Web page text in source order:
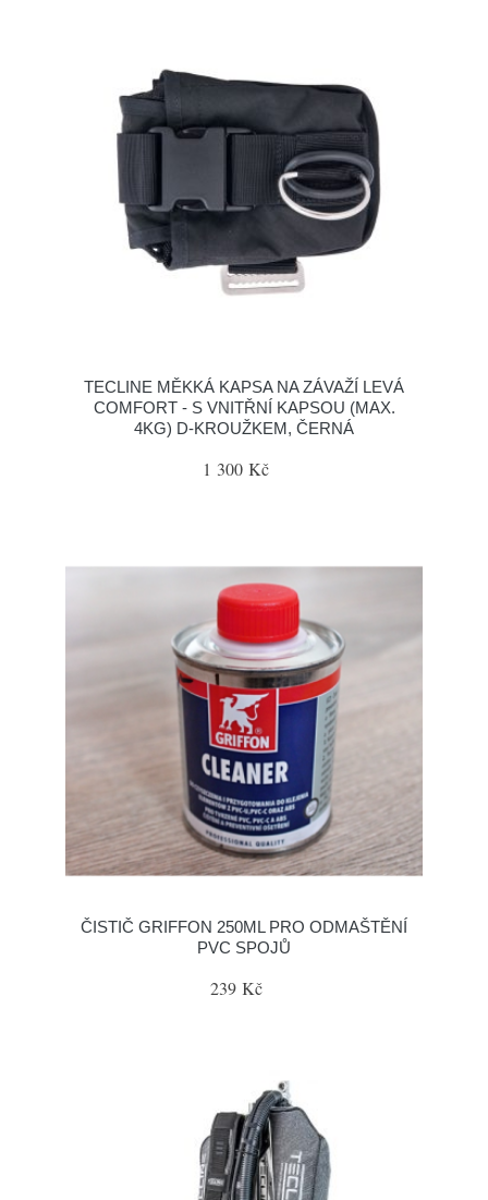
TECLINE MĚKKÁ KAPSA NA ZÁVAŽÍ LEVÁ
COMFORT - S VNITŘNÍ KAPSOU (MAX.
4KG) D-KROUŽKEM, ČERNÁ
1 300 Kč
ČISTIČ GRIFFON 250ML PRO ODMAŠTĚNÍ
PVC SPOJŮ
239 Kč